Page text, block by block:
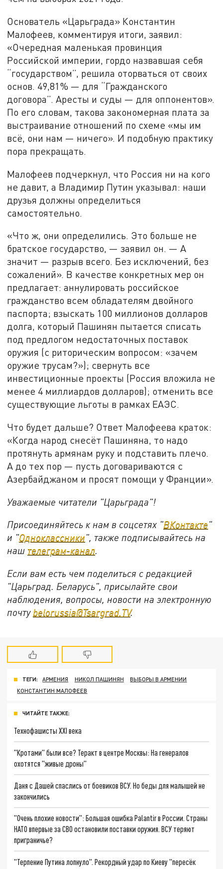
Основатель «Царьграда» Константин
Малофеев, комментируя итоги, заявил:
«Очередная маленькая провинция
Российской империи, гордо назвавшая себя
“государством”, решила оторваться от своих
основ. 49,81% — для “Гражданского
договора”. Аресты и суды — для оппонентов».
По его словам, такова закономерная плата за
выстраивание отношений по схеме «мы им
всё, они нам — ничего». И подобную практику
пора прекращать.
Малофеев подчеркнул, что Россия ни на кого
не давит, а Владимир Путин указывал: наши
друзья должны определиться
самостоятельно.
«Что ж, они определились. Это больше не
братское государство, — заявил он. — А
значит — разрыв всего. Без исключений, без
сожалений». В качестве конкретных мер он
предлагает: аннулировать российское
гражданство всем обладателям двойного
паспорта; взыскать 100 миллионов долларов
долга, который Пашинян пытается списать
под предлогом недостаточных поставок
оружия (с риторическим вопросом: «зачем
оружие трусам?»); свернуть все
инвестиционные проекты (Россия вложила не
менее 4 миллиардов долларов); отменить все
существующие льготы в рамках ЕАЭС.
Что будет дальше? Ответ Малофеева краток:
«Когда народ снесёт Пашиняна, то надо
протянуть армянам руку и подставить плечо.
А до тех пор — пусть договариваются с
Азербайджаном и просят помощи у Франции».
Уважаемые читатели "Царьграда"!
Присоединяйтесь к нам в соцсетях "ВКонтакте"
и "Одноклассники", также подписывайтесь на
наш телеграм-канал.
Если вам есть чем поделиться с редакцией
"Царьград. Беларусь", присылайте свои
наблюдения, вопросы, новости на электронную
почту belorussia@Tsargrad.TV.
ТЕГИ: АРМЕНИЯ НИКОЛ ПАШИНЯН
ВЫБОРЫ В АРМЕНИИ
КОНСТАНТИН МАЛОФЕЕВ
ЧИТАЙТЕ ТАКЖЕ:
Технофашисты XXI века
"Кротами" были все? Теракт в центре Москвы: На генералов
охотятся "живые дроны"
Даня с Дашей спаслись от боевиков ВСУ. Но беды для малышей не
закончились
"Очень плохие новости": Большая ошибка Palantir в России. Страны
НАТО впервые за СВО остановили поставки оружия. ВСУ теряют
приграничье?
"Терпение Путина лопнуло". Рекордный удар по Киеву "пересёк